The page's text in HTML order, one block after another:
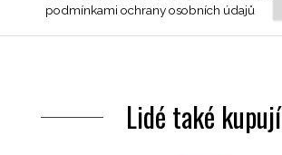
podmínkami ochrany osobních údajů
Lidé také kupují